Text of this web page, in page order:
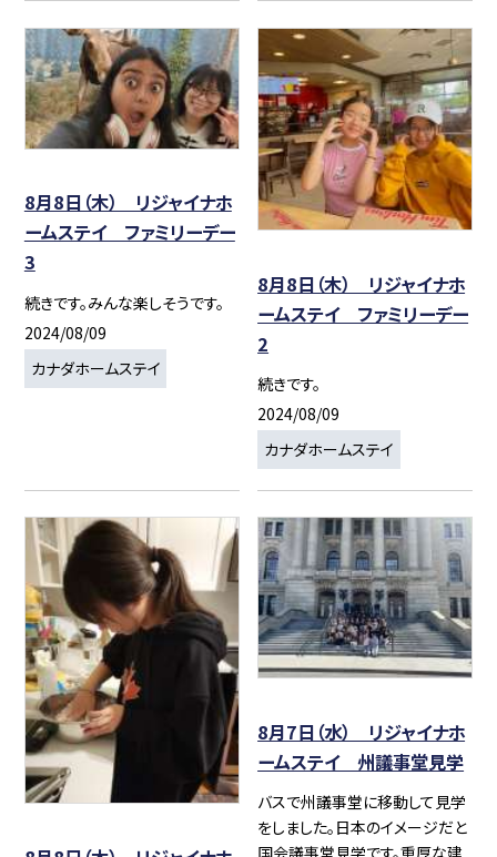
8月8日（木） リジャイナホ
ームステイ ファミリーデー
3
続きです。みんな楽しそうです。
2024/08/09
カナダホームステイ
8月8日（木） リジャイナホ
ームステイ ファミリーデー
2
続きです。
2024/08/09
カナダホームステイ
8月7日（水） リジャイナホ
ームステイ 州議事堂見学
バスで州議事堂に移動して見学
をしました。日本のイメージだと